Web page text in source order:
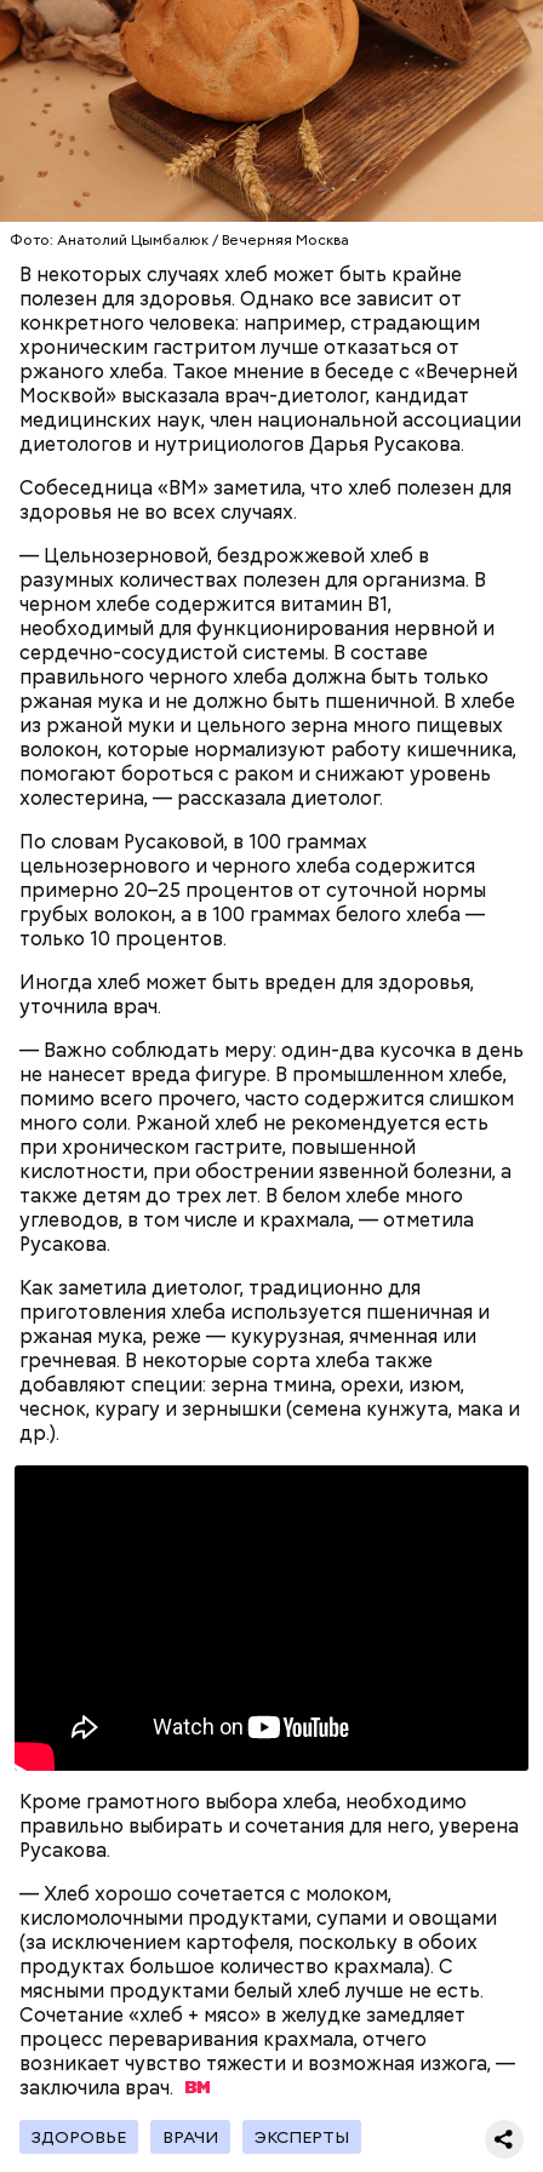
Фото: Анатолий Цымбалюк / Вечерняя Москва
В некоторых случаях хлеб может быть крайне
полезен для здоровья. Однако все зависит от
конкретного человека: например, страдающим
хроническим гастритом лучше отказаться от
ржаного хлеба. Такое мнение в беседе с «Вечерней
Москвой» высказала врач-диетолог, кандидат
медицинских наук, член национальной ассоциации
диетологов и нутрициологов Дарья Русакова.
Собеседница «ВМ» заметила, что хлеб полезен для
здоровья не во всех случаях.
— Цельнозерновой, бездрожжевой хлеб в
разумных количествах полезен для организма. В
черном хлебе содержится витамин В1,
необходимый для функционирования нервной и
сердечно-сосудистой системы. В составе
правильного черного хлеба должна быть только
ржаная мука и не должно быть пшеничной. В хлебе
из ржаной муки и цельного зерна много пищевых
волокон, которые нормализуют работу кишечника,
помогают бороться с раком и снижают уровень
холестерина, — рассказала диетолог.
По словам Русаковой, в 100 граммах
цельнозернового и черного хлеба содержится
примерно 20–25 процентов от суточной нормы
грубых волокон, а в 100 граммах белого хлеба —
только 10 процентов.
Иногда хлеб может быть вреден для здоровья,
уточнила врач.
— Важно соблюдать меру: один-два кусочка в день
не нанесет вреда фигуре. В промышленном хлебе,
помимо всего прочего, часто содержится слишком
много соли. Ржаной хлеб не рекомендуется есть
при хроническом гастрите, повышенной
кислотности, при обострении язвенной болезни, а
также детям до трех лет. В белом хлебе много
углеводов, в том числе и крахмала, — отметила
Русакова.
Как заметила диетолог, традиционно для
приготовления хлеба используется пшеничная и
ржаная мука, реже — кукурузная, ячменная или
гречневая. В некоторые сорта хлеба также
добавляют специи: зерна тмина, орехи, изюм,
чеснок, курагу и зернышки (семена кунжута, мака и
др.).
Кроме грамотного выбора хлеба, необходимо
правильно выбирать и сочетания для него, уверена
Русакова.
— Хлеб хорошо сочетается с молоком,
кисломолочными продуктами, супами и овощами
(за исключением картофеля, поскольку в обоих
продуктах большое количество крахмала). С
мясными продуктами белый хлеб лучше не есть.
Сочетание «хлеб + мясо» в желудке замедляет
процесс переваривания крахмала, отчего
возникает чувство тяжести и возможная изжога, —
заключила врач.
ЗДОРОВЬЕ ВРАЧИ ЭКСПЕРТЫ
Поляков предупредил: не стоит собирать грибы у
обочин дорог или рядом с промышленными
предприятиями, так как они могут накапливать в
себе токсические вещества.
А в лесах Шатурского округа Московской области
грибники все чаще стали находить мутинус
Равенеля. Это гриб, который также известен как
сморчок вонючий или веселка вонючая. Мутинус
и в последние годы он стал все чаще встречаться в
средней полосе России.Не опасен ли он и можно
ли собиратьобычные грибы, которые растут
рядом, «Вечерней Москве» рассказал эксперт по
грибам Дмитрий Тихомиров.
Опасные виды грибов хорошо маскируются под
съедобные, поэтому неопытным людям очень
сложнораспознать ложный гриб
«Новым рекордам — быть»: как
активность Эль-Ниньо может
отразиться на предстоящем лете
в России
По его словам, молния может распасться, улететь
или просто погаснуть. Однако есть риск, что она
может и взорваться.
— Заранее предсказать, как объект себя поведет,
невозможно. Если допустить резкое движение,
поток воздуха может увлечь шар за человеком, и
тот будет следовать за ним до тех пор, пока не
угаснет, — объяснил Бычков. — Но чаще всего они
не взрываются. Это редкий случай. Обычно энергия
у них кончается и они затухают.
Однако если молния все же взорвется, то это
или загорится помещение, предупредил эксперт.
— Бояться шаровых молний не надо, важно
сохранять спокойствие. Обычная молния — это
высоких зданий и предметов, около деревьев, —
отметил ученый.
Он также рассказал, что появление шаровых
молний не редкость и в Москве.
Одним из запоминающихся событий того периода
для Макеева стал футбольный матч между
киевским «Динамо» и мадридским «Атлетико»,
который состоялся 3 мая в Киеве. Полк Макеева жил
в палатках в лесу около Варовичей, в 12 километрах
от Припяти. А солдатам очень хотелось увидеть
— Электричества нет. Но есть электростанция. И
секретарь партийной организации сжалился и
выделил нам цветной телевизор. И мы вечером
смогли посмотреть матч, — вспоминает он.
Вернулся Макеев в Киев в ночь с 3 на 4 мая. По его
словам, ему казалось, что он вернулся домой с
фронта с победой.
— Встречался с теми, кто уехал раньше, так как
раньше прибывал на место. Было большое чувство
радости от встречи с однополчанами, — говорит
он.
Макеев ежегодно встречается с коллегами по
ликвидации аварии на Чернобыльской АЭС. По его
словам, «старая дружба не ржавеет». При встречах
ликвидаторы в основном разговаривают о личном,
о том, как дела, что нового произошло за год.
— Каждый год 26 апреля ездим на Митинское
кладбище. Для нас это важная дата. Потом
собираемся где-нибудь за столом и говорим о
личном, не о катастрофе, — добавляет он.